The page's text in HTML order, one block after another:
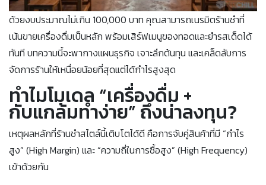
ด้วยงบประมาณไม่เกิน 100,000 บาท คุณสามารถเนรมิตร้านชำที่
เน้นขายเครื่องดื่มเป็นหลัก พร้อมเสิร์ฟเมนูของทอดและยำรสเด็ดได้
ทันที บทความนี้จะพากางแผนธุรกิจ เจาะลึกต้นทุน และเคล็ดลับการ
จัดการร้านให้เหนื่อยน้อยที่สุดแต่ได้กำไรสูงสุด
ทำไมโมเดล “เครื่องดื่ม +
กับแกล้มทำง่าย” ถึงน่าลงทุน?
เหตุผลหลักที่ร้านชำสไตล์นี้เติบโตได้ดี คือการจับคู่สินค้าที่มี “กำไร
สูง” (High Margin) และ “ความถี่ในการซื้อสูง” (High Frequency)
เข้าด้วยกัน